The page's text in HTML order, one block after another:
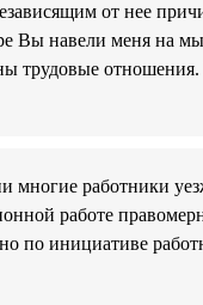
от нее
Вы навели меня на
трудовые
работники
работе
по инициативе